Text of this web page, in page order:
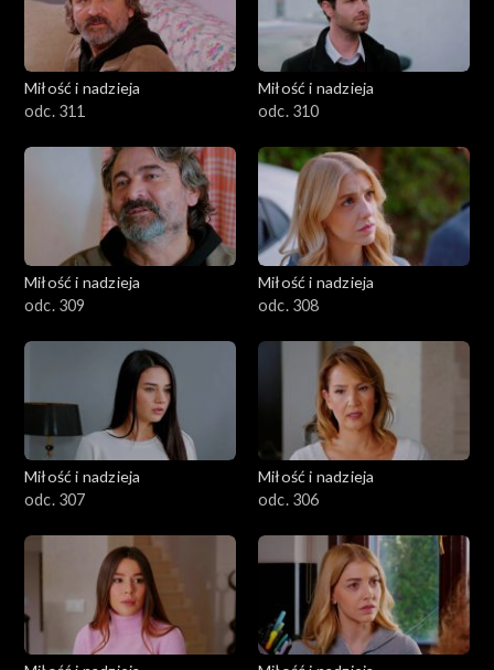
Miłość i nadzieja
odc. 311
Miłość i nadzieja
odc. 310
Miłość i nadzieja
odc. 309
Miłość i nadzieja
odc. 308
Miłość i nadzieja
odc. 307
Miłość i nadzieja
odc. 306